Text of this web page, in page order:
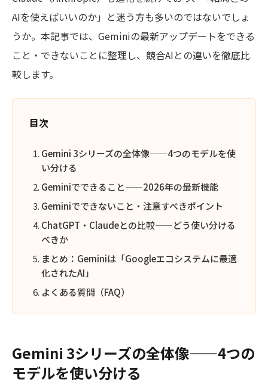
AIを使えばいいのか」と迷う方も多いのではないでしょ
うか。本記事では、Geminiの最新アップデートをできる
こと・できないことに整理し、競合AIとの違いを徹底比
較します。
目次
Gemini 3シリーズの全体像——4つのモデルを使
い分ける
Geminiでできること——2026年の最新機能
Geminiでできないこと・注意すべきポイント
ChatGPT・Claudeとの比較——どう使い分ける
べきか
まとめ：Geminiは「Googleエコシステムに最適
化されたAI」
よくある質問（FAQ）
Gemini 3シリーズの全体像——4つの
モデルを使い分ける